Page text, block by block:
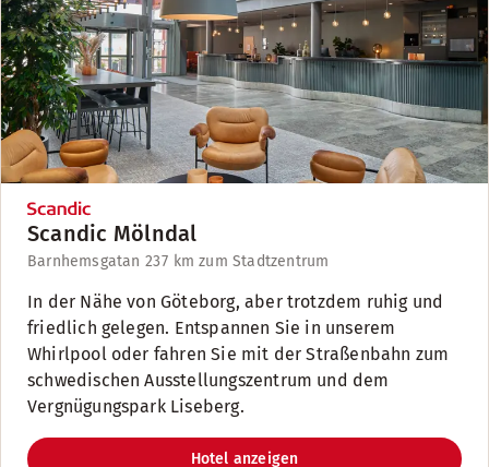
Scandic Mölndal
Barnhemsgatan 237 km zum Stadtzentrum
In der Nähe von Göteborg, aber trotzdem ruhig und
friedlich gelegen. Entspannen Sie in unserem
Whirlpool oder fahren Sie mit der Straßenbahn zum
schwedischen Ausstellungszentrum und dem
Vergnügungspark Liseberg.
Hotel anzeigen